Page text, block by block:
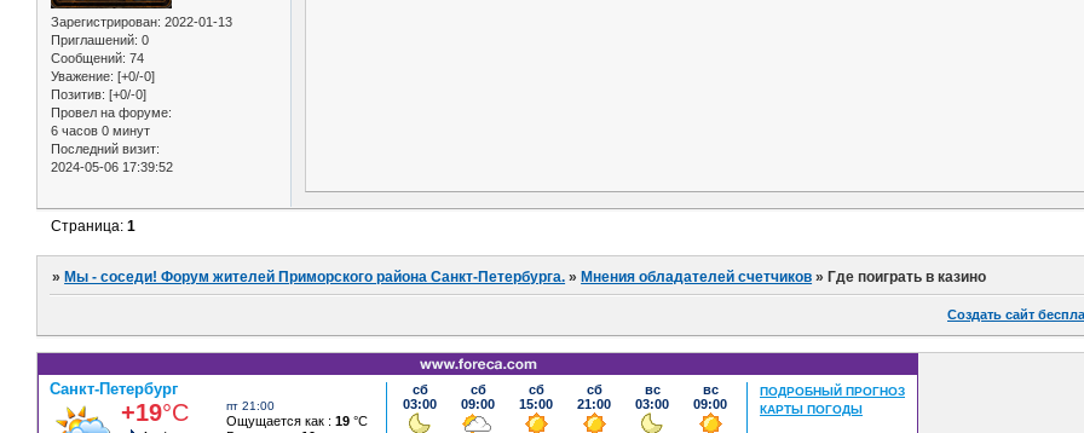
Зарегистрирован: 2022-01-13
Приглашений: 0
Сообщений: 74
Уважение: [+0/-0]
Позитив: [+0/-0]
Провел на форуме:
6 часов 0 минут
Последний визит:
2024-05-06 17:39:52
Страница:1
»Мы - соседи! Форум жителей Приморского района Санкт-Петербурга. »Мнения обладателей счетчиков »Где поиграть в казино
Создать сайт